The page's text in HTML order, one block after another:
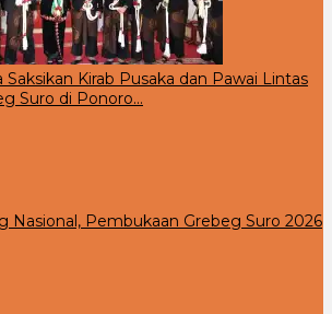
Saksikan Kirab Pusaka dan Pawai Lintas
Suro di Ponoro…
Nasional, Pembukaan Grebeg Suro 2026